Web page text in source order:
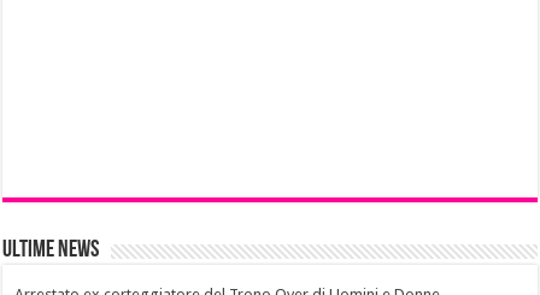
Ultime News